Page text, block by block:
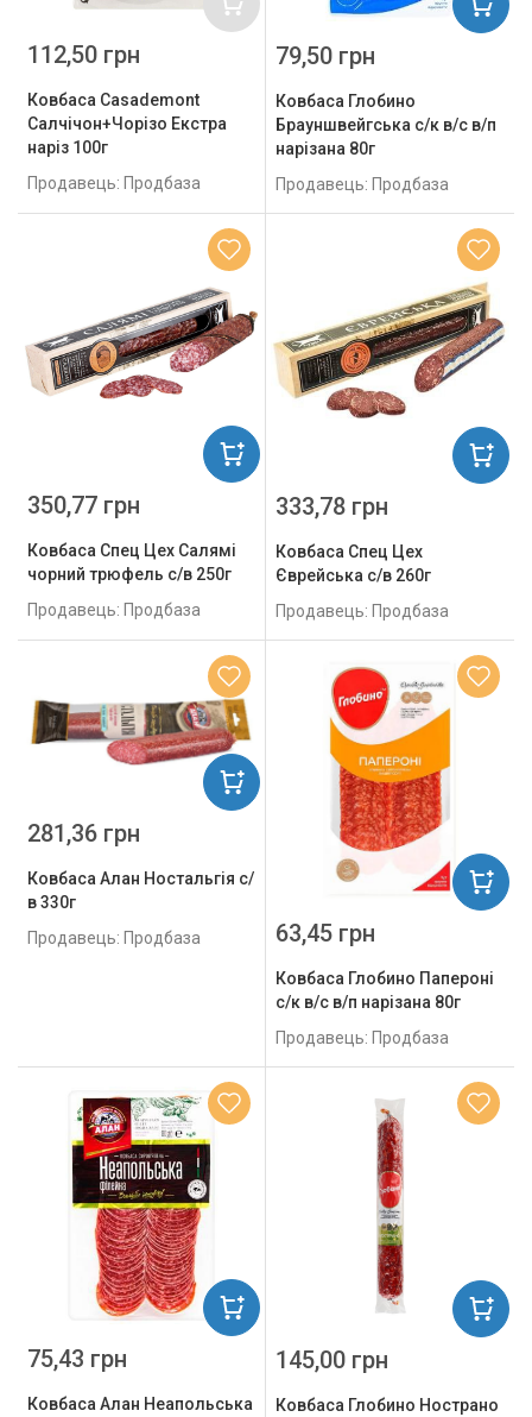
Ковбаса Casademont
Салчічон+Чорізо Екстра
наріз 100г
Продавець: Продбаза
112,50 грн
Ковбаса Глобино
Брауншвейгська с/к в/с в/п
нарізана 80г
Продавець: Продбаза
79,50 грн
Ковбаса Спец Цех Салямі
чорний трюфель с/в 250г
Продавець: Продбаза
350,77 грн
Ковбаса Спец Цех
Єврейська с/в 260г
Продавець: Продбаза
333,78 грн
Ковбаса Алан Ностальгія с/
в 330г
Продавець: Продбаза
281,36 грн
Ковбаса Глобино Папероні
с/к в/с в/п нарізана 80г
Продавець: Продбаза
63,45 грн
Ковбаса Алан Неапольська
75,43 грн
Ковбаса Глобино Нострано
145,00 грн